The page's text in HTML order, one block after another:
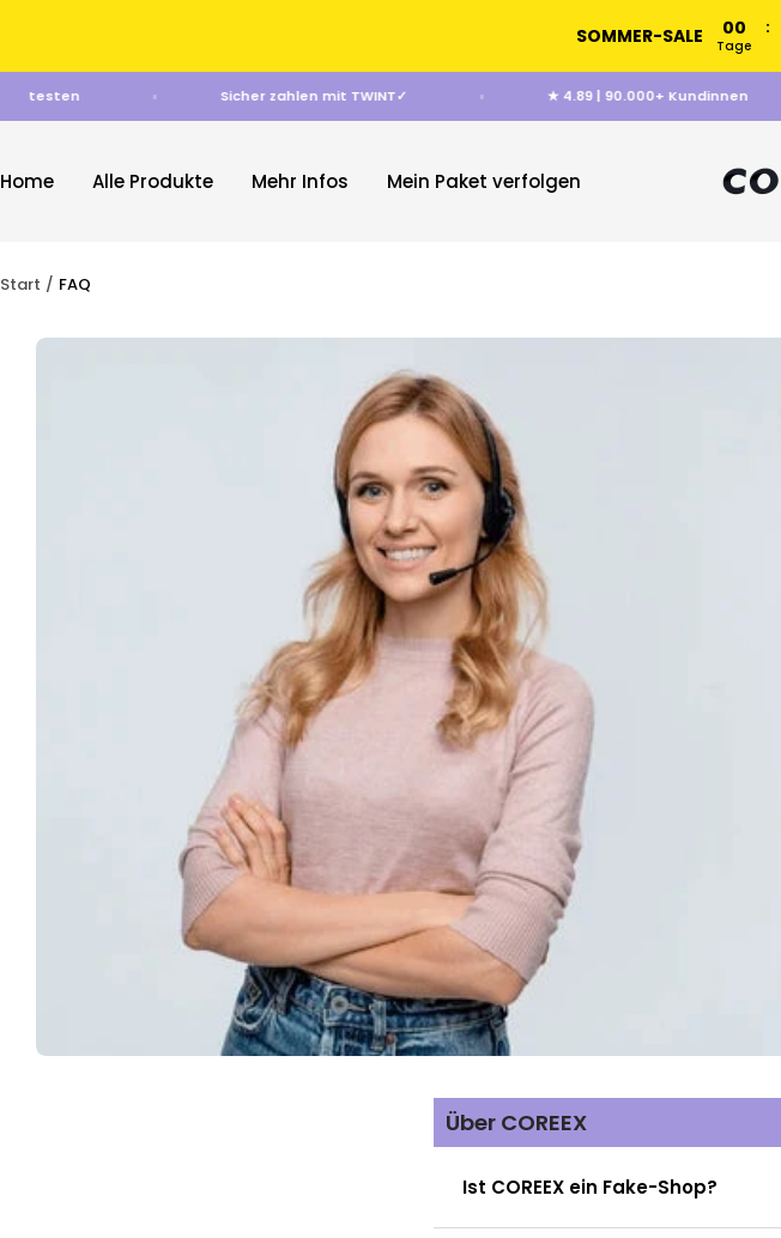
Inhalt
SOMMER-SALE 00
Tage
:
testen Sicher zahlen mit TWINT✓ ★ 4.89 | 90.000+ Kundinnen
Home Alle Produkte Mehr Infos Mein Paket verfolgen
COREEX
Start FAQ
Über COREEX
Ist COREEX ein Fake-Shop?